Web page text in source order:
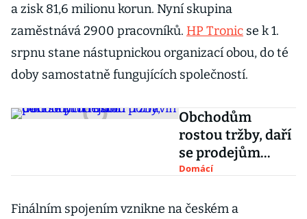
a zisk 81,6 milionu korun. Nyní skupina
zaměstnává 2900 pracovníků. HP Tronic se k 1.
srpnu stane nástupnickou organizací obou, do té
doby samostatně fungujících společností.
Obchodům
rostou tržby, daří
se prodejům
pohonných hmot
Domácí
Finálním spojením vznikne na českém a